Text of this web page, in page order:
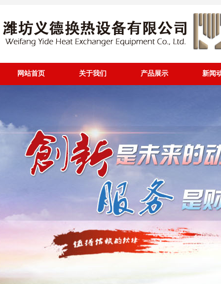
网站首页 关于我们 产品展示 新闻